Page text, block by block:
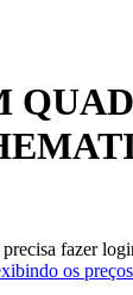
fazer
os